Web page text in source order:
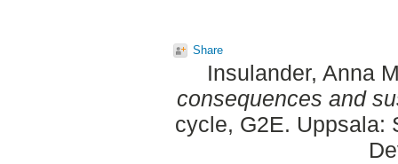
Share
Insulander, Anna
consequences and
cycle, G2E. Uppsala: